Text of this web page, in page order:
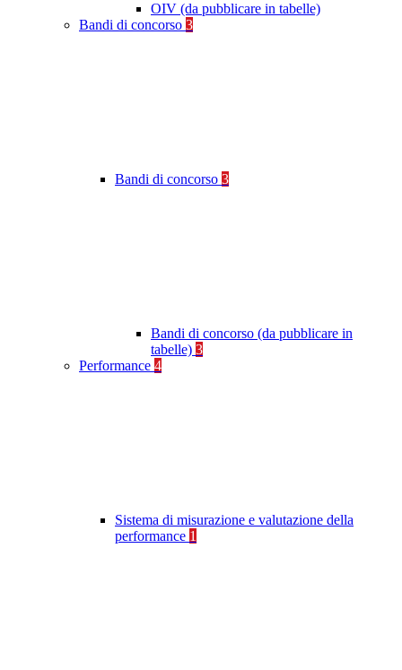
OIV (da pubblicare in tabelle)
Bandi di concorso 3
Bandi di concorso 3
Bandi di concorso (da pubblicare in
tabelle) 3
Performance 4
Sistema di misurazione e valutazione della
performance 1